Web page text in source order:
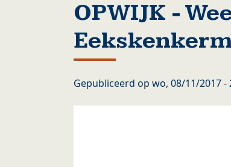
OPWIJK -
Gepubliceerd op wo, 08/11/2017 -